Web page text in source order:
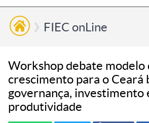
FIEC onLine
Workshop debate modelo
crescimento para o Ceará
governança, investimento
produtividade